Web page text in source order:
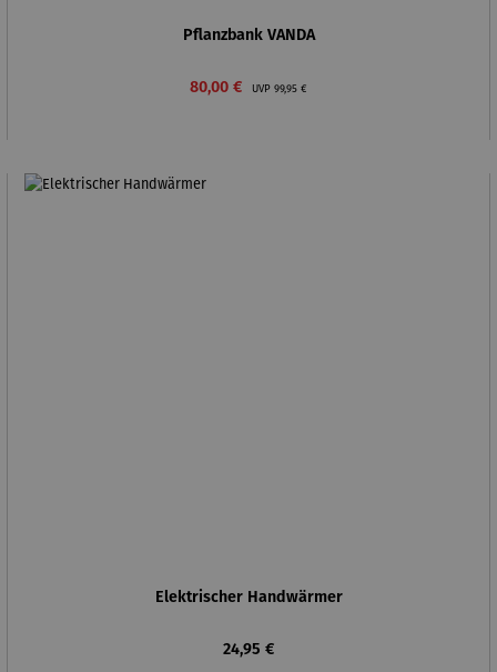
Pflanzbank VANDA
Verkaufspreis:
80,00 € UVP Regulärer Preis:
99,95 €
Elektrischer Handwärmer
Regulärer Preis:
24,95 €